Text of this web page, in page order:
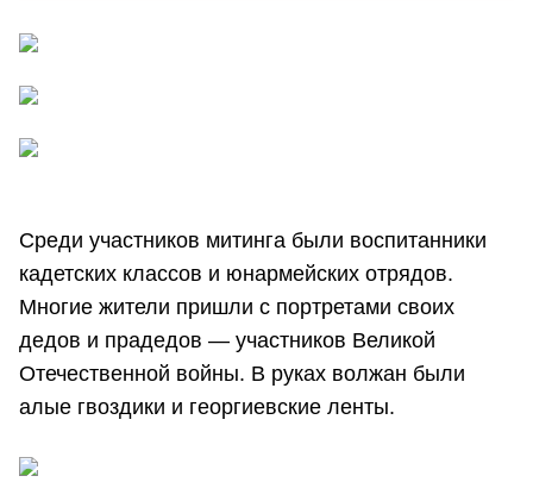
Среди участников митинга были воспитанники
кадетских классов и юнармейских отрядов.
Многие жители пришли с портретами своих
дедов и прадедов — участников Великой
Отечественной войны. В руках волжан были
алые гвоздики и георгиевские ленты.